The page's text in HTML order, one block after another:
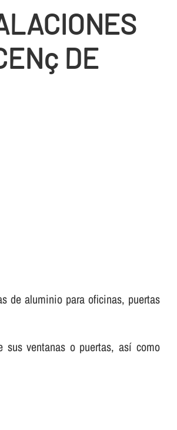
DE
de aluminio para oficinas, puertas
sus ventanas o puertas, así­ como